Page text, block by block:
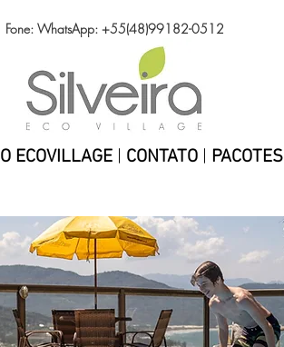
Fone: WhatsApp: +55(48)99182-0512
O ECOVILLAGE | CONTATO | PACOTES